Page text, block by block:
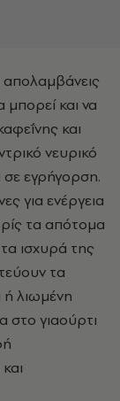
απολαμβάνεις
και να
και
νευρικό
εγρήγορση.
για ενέργεια
τα απότομα
ισχυρά της
τα
ή λιωμένη
γιαούρτι